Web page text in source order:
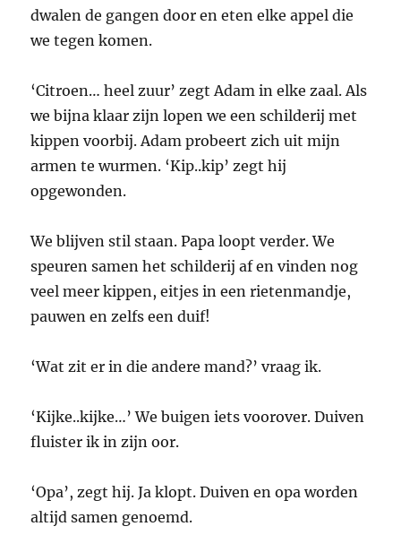
dwalen de gangen door en eten elke appel die
we tegen komen.
‘Citroen… heel zuur’ zegt Adam in elke zaal. Als
we bijna klaar zijn lopen we een schilderij met
kippen voorbij. Adam probeert zich uit mijn
armen te wurmen. ‘Kip..kip’ zegt hij
opgewonden.
We blijven stil staan. Papa loopt verder. We
speuren samen het schilderij af en vinden nog
veel meer kippen, eitjes in een rietenmandje,
pauwen en zelfs een duif!
‘Wat zit er in die andere mand?’ vraag ik.
‘Kijke..kijke…’ We buigen iets voorover. Duiven
fluister ik in zijn oor.
‘Opa’, zegt hij. Ja klopt. Duiven en opa worden
altijd samen genoemd.